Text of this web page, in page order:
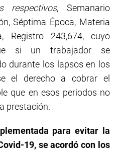
respectivos, Semanario
Séptima Época, Materia
Registro 243,674, cuyo
si un trabajador se
durante los lapsos en los
el derecho a cobrar el
que en esos periodos no
prestación.
para evitar la
19, se acordó con los